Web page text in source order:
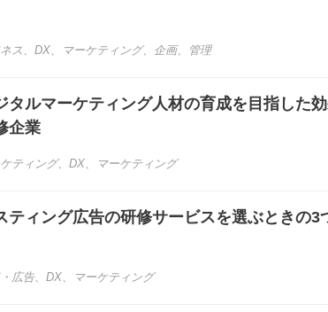
ス 、 DX、 マーケティング、 企画、 管理
タルマーケティング人材の育成を目指した
企業
ティング、 DX、 マーケティング
ティング広告の研修サービスを選ぶときの
広告、 DX、 マーケティング